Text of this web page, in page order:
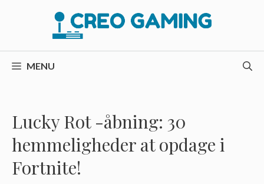
MENU
Lucky Rot -åbning: 30
hemmeligheder at opdage i
Fortnite!